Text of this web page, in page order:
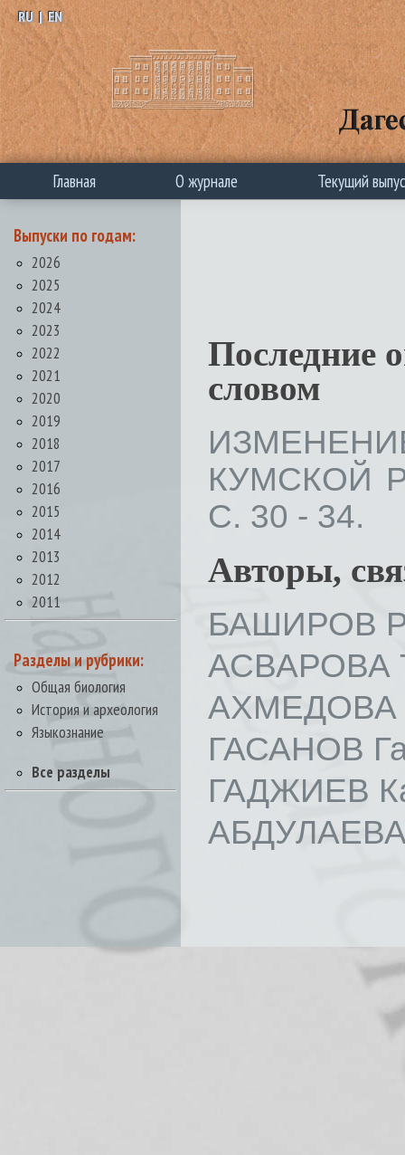
RU | EN
Главная О журнале Текущий
Выпуски по годам:
2026
2025
2024
2023
2022
2021
2020
2019
2018
2017
2016
2015
2014
2013
2012
2011
Разделы и рубрики:
Общая биология
История и археология
Языкознание
Все разделы
Последние
словом
КУМСКОЙ
С. 30 - 34.
Авторы,
БАШИРОВ
АСВАРОВА
АХМЕДОВА
ГАСАНОВ
ГАДЖИЕВ
АБДУЛАЕВА